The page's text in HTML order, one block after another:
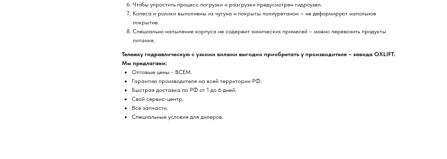
Чтобы упростить процесс погрузки и разгрузки предусмотрен гидроузел.
Колеса и ролики выполнены из чугуна и покрыты полиуретаном – не деформируют напольное
покрытие.
Специально напыление корпуса не содержит химических примесей – можно перевозить продукты
питания.
Тележку гидравлическую с узкими вилами выгодно приобретать у производителя – завода OXLIFT.
Мы предлагаем:
Оптовые цены - ВСЕМ.
Гарантию производителя на всей территории РФ.
Быстрая доставка по РФ от 1 до 6 дней.
Свой сервис-центр.
Все запчасти.
Специальные условия для дилеров.